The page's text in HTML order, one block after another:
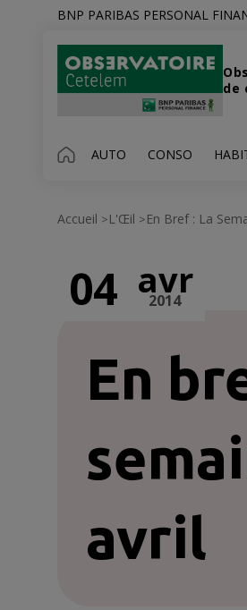
BNP PARIBAS PERSONAL
de
AUTO CONSO
Accueil >L'Œil >En Bref : La
En
avril
04 avr
2014